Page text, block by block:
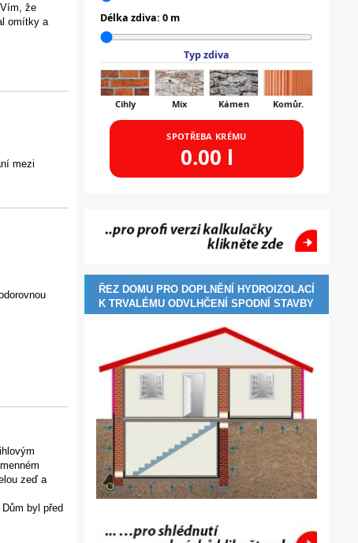
že
omítky a
mezi
zeď a
byl před
Délka zdiva: 0 m
Typ zdiva
Cihly Mix Kámen Komůr.
SPOTŘEBA KRÉMU
0.00 l
ŘEZ DOMU PRO DOPLNĚNÍ HYDROIZOLACÍ
K TRVALÉMU ODVLHČENÍ SPODNÍ STAVBY